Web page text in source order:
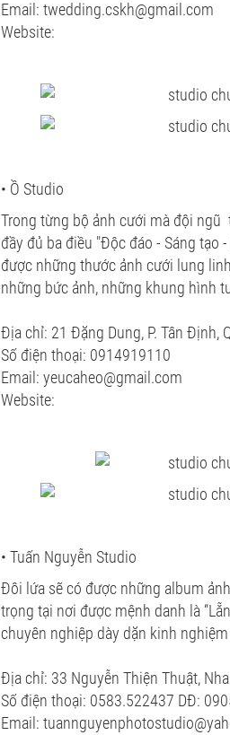
Email: twedding.cskh@gmail.com
Website:
• Ồ Studio
Trong từng bộ ảnh cưới mà đội
đầy đủ ba điều "Độc đáo - Sáng tạo
được những thước ảnh cưới lung
những bức ảnh, những khung hình
Địa chỉ: 21 Đặng Dung, P. Tân Định,
Số điện thoại: 0914919110
Email: yeucaheo@gmail.com
Website:
• Tuấn Nguyễn Studio
Đôi lứa sẽ có được những album
trọng tại nơi được mệnh danh là
chuyên nghiệp dày dặn kinh
Địa chỉ: 33 Nguyễn Thiện Thuật,
Số điện thoại: 0583.522437 DĐ:
Email: